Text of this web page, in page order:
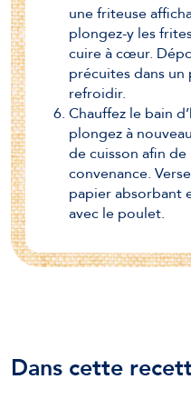
une friteuse
plongez-y les
cuire à cœur.
précuites dans un
refroidir.
Chauffez le bain
plongez à
de cuisson afin
convenance.
papier absorbant
avec le poulet.
Dans cette